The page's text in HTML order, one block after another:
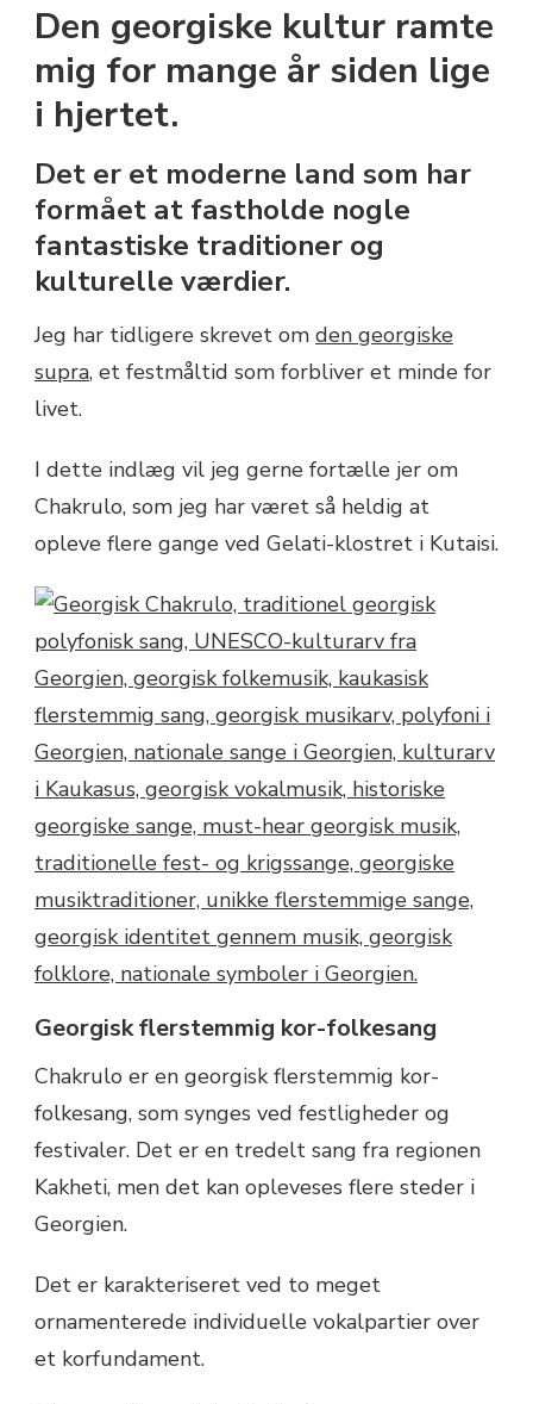
Den georgiske kultur ramte
mig for mange år siden lige
i hjertet.
Det er et moderne land som har
formået at fastholde nogle
fantastiske traditioner og
kulturelle værdier.
Jeg har tidligere skrevet om den georgiske
supra, et festmåltid som forbliver et minde for
livet.
I dette indlæg vil jeg gerne fortælle jer om
Chakrulo, som jeg har været så heldig at
opleve flere gange ved Gelati-klostret i Kutaisi.
Georgisk flerstemmig kor-folkesang
Chakrulo er en georgisk flerstemmig kor-
folkesang, som synges ved festligheder og
festivaler. Det er en tredelt sang fra regionen
Kakheti, men det kan opleveses flere steder i
Georgien.
Det er karakteriseret ved to meget
ornamenterede individuelle vokalpartier over
et korfundament.